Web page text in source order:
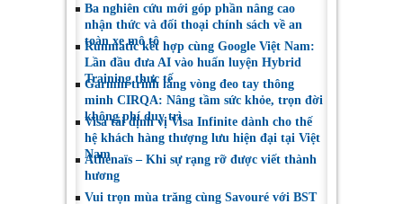
sản, thực phẩm Ba
Lan
người tiêu dùng lựa
chọn sáng suốt
Ba nghiên cứu mới góp phần nâng cao
nhận thức và đối thoại chính sách về an
toàn xe mô tô
Runmatic kết hợp cùng Google Việt Nam:
Lần đầu đưa AI vào huấn luyện Hybrid
Training thực tế
Garmin trình làng vòng đeo tay thông
minh CIRQA: Nâng tầm sức khỏe, trọn đời
không phí duy trì
Visa tái định vị Visa Infinite dành cho thế
hệ khách hàng thượng lưu hiện đại tại Việt
Nam
Athénaïs – Khi sự rạng rỡ được viết thành
hương
Vui trọn mùa trăng cùng Savouré với BST